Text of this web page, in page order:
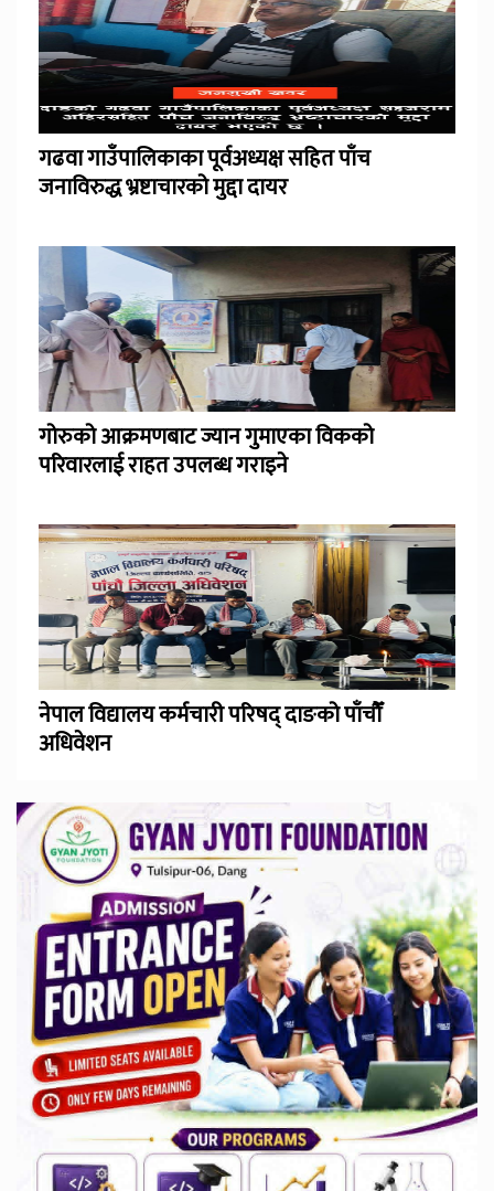
गढवा गाउँपालिकाका पूर्वअध्यक्ष सहित पाँच
जनाविरुद्ध भ्रष्टाचारको मुद्दा दायर
गोरुको आक्रमणबाट ज्यान गुमाएका विकको
परिवारलाई राहत उपलब्ध गराइने
नेपाल विद्यालय कर्मचारी परिषद् दाङको पाँचौँ
अधिवेशन